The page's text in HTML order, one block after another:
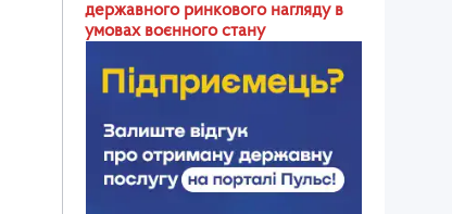
державного ринкового нагляду в
умовах воєнного стану